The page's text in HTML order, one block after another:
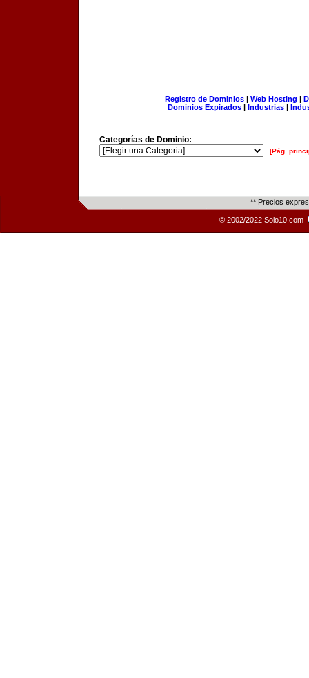
Registro de Dominios| Web Hosting |
Dominios Expirados | Industrias |
Categorías de Dominio:
[Pág.
** Precios
© 2002/2022 Solo10.com